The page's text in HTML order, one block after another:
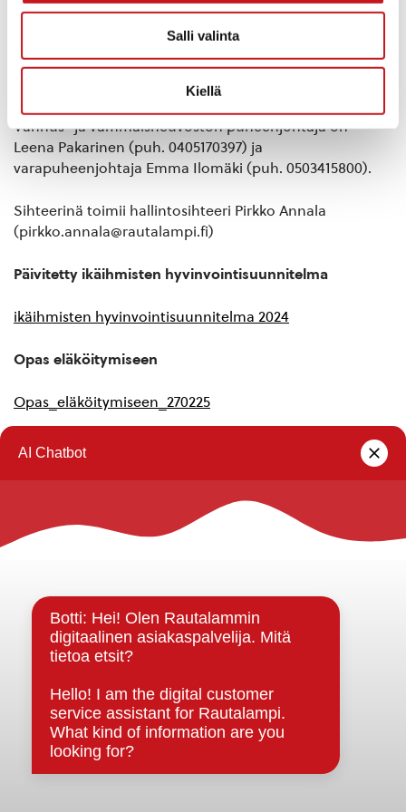
Salli valinta
Kiellä
Anne-Mari Pynnönen. Eri viranhaltijoita on
mukana kokouksissa riippuen käsiteltävistä
Vanhus- ja vammaisneuvoston puheenjohtaja on
Leena Pakarinen (puh. 0405170397) ja
varapuheenjohtaja Emma Ilomäki (puh. 0503415800).
Sihteerinä toimii hallintosihteeri Pirkko Annala
(pirkko.annala@rautalampi.fi)
Päivitetty ikäihmisten hyvinvointisuunnitelma
ikäihmisten hyvinvointisuunnitelma 2024
Opas eläköitymiseen
Opas_eläköitymiseen_270225
Rautalammin kunta
Strategiat, ohjelmat, ohjeet, suunnitelmat, säännöt ja
sopimukset
Asiakirjajulkisuuskuvaus
Evästeet
Saavutettavuusseloste
Tietosuoja
Tietosuojaselosteet